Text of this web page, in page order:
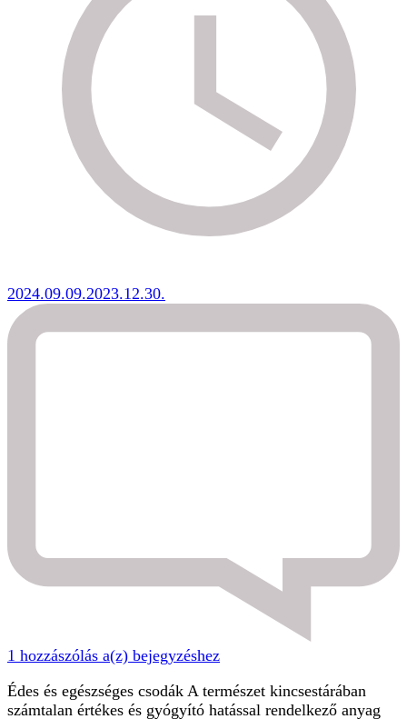
2024.09.09.2023.12.30.
1 hozzászólás a(z)Méz
propolisz
bejegyzéshez
Édes és egészséges csodák A természet kincsestárában
számtalan értékes és gyógyító hatással rendelkező anyag